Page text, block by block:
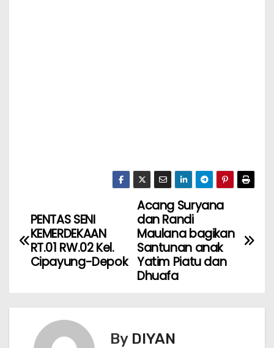
Acang Suryana
dan Randi
Maulana bagikan
Santunan anak
Yatim Piatu dan
Dhuafa
PENTAS SENI
KEMERDEKAAN
RT.01 RW.02 Kel.
Cipayung-Depok
By DIYAN